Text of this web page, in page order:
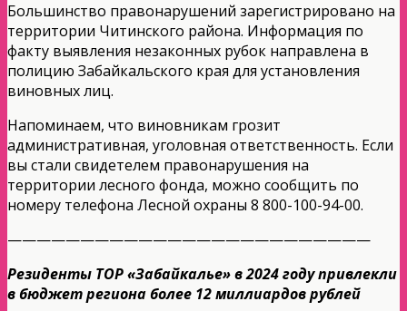
Большинство правонарушений зарегистрировано на
территории Читинского района. Информация по
факту выявления незаконных рубок направлена в
полицию Забайкальского края для установления
виновных лиц.
Напоминаем, что виновникам грозит
административная, уголовная ответственность. Если
вы стали свидетелем правонарушения на
территории лесного фонда, можно сообщить по
номеру телефона Лесной охраны 8 800-100-94-00.
—————————————————————————
Резиденты ТОР «Забайкалье» в 2024 году привлекли
в бюджет региона более 12 миллиардов рублей